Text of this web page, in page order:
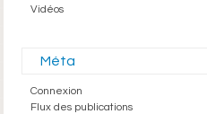
Vidéos
Méta
Connexion
Flux des publications